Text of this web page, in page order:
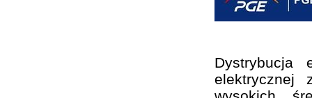
Dystrybucja
elektrycznej